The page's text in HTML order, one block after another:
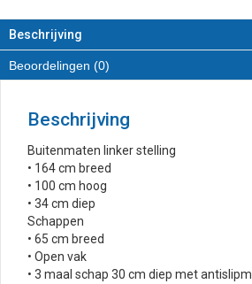
links
T2
aantal
Beschrijving
Beoordelingen (0)
Beschrijving
Buitenmaten linker stelling
• 164 cm breed
• 100 cm hoog
• 34 cm diep
Schappen
• 65 cm breed
• Open vak
• 3 maal schap 30 cm diep met